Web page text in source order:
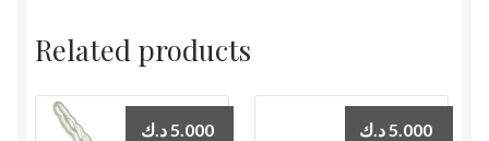
Related products
5.000 د.ك 5.000 د.ك